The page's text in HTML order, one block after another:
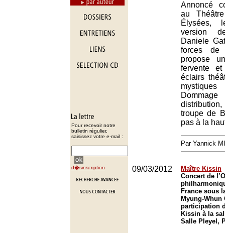
Pour recevoir notre
bulletin régulier,
saisissez votre e-mail :
d�sinscription
Annoncé
au
Élysées,
version
Daniele
forces de
propose
fervente
éclairs
troupe de
pas à la
Par Yannick
09/03/2012
Maître Kissin
Concert de
France sous
Myung-Whun
participation
Kissin à la
Salle Pleyel,